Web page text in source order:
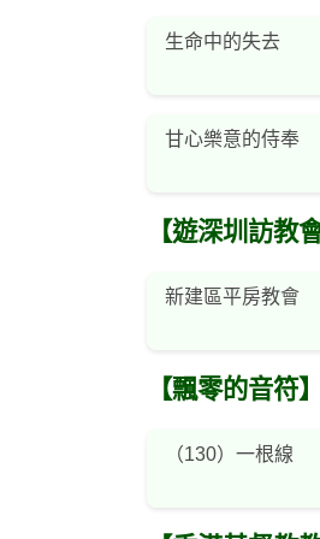
生命中的失去
甘心樂意的侍奉
【遊深圳訪教
新建區平房教會
【飄零的音符
（130）一根線